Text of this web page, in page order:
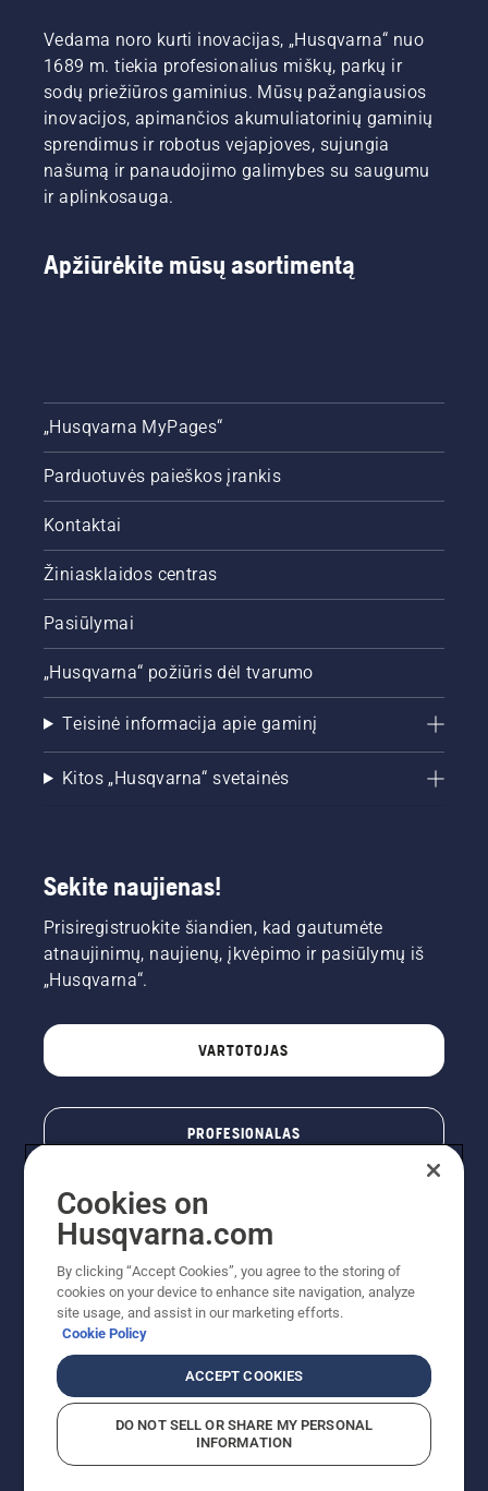
Vedama noro kurti inovacijas, „Husqvarna“ nuo
1689 m. tiekia profesionalius miškų, parkų ir
sodų priežiūros gaminius. Mūsų pažangiausios
inovacijos, apimančios akumuliatorinių gaminių
sprendimus ir robotus vejapjoves, sujungia
našumą ir panaudojimo galimybes su saugumu
ir aplinkosauga.
Apžiūrėkite mūsų asortimentą
„Husqvarna MyPages“
Parduotuvės paieškos įrankis
Kontaktai
Žiniasklaidos centras
Pasiūlymai
„Husqvarna“ požiūris dėl tvarumo
Teisinė informacija apie gaminį
Kitos „Husqvarna“ svetainės
Sekite naujienas!
Prisiregistruokite šiandien, kad gautumėte
atnaujinimų, naujienų, įkvėpimo ir pasiūlymų iš
„Husqvarna“.
VARTOTOJAS
PROFESIONALAS
© „Husqvarna AB“ (leid). Visos teisės priklauso autoriui.
Nurodoma rekomenduojama mažmeninė kaina (RMK),
įskaitant PVM. RMK yra kaina, už kurią gamintojas
rekomenduoja pardavėjui parduoti prekę. UAB
"Husqvarna Lietuva" prekių vartotojams neparduoda,
Cookies on
Husqvarna.com
By clicking “Accept Cookies”, you agree to the storing of
cookies on your device to enhance site navigation, analyze
site usage, and assist in our marketing efforts.
Cookie Policy
ACCEPT COOKIES
DO NOT SELL OR SHARE MY PERSONAL
INFORMATION